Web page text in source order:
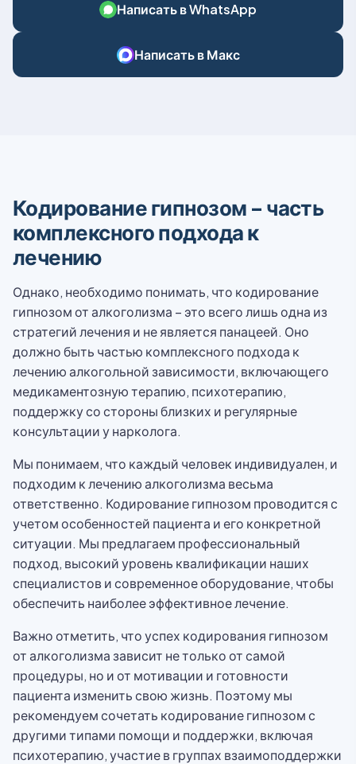
Написать в WhatsApp
Написать в Макс
Кодирование гипнозом – часть
комплексного подхода к
лечению
Однако, необходимо понимать, что кодирование
гипнозом от алкоголизма – это всего лишь одна из
стратегий лечения и не является панацеей. Оно
должно быть частью комплексного подхода к
лечению алкогольной зависимости, включающего
медикаментозную терапию, психотерапию,
поддержку со стороны близких и регулярные
консультации у нарколога.
Мы понимаем, что каждый человек индивидуален, и
подходим к лечению алкоголизма весьма
ответственно. Кодирование гипнозом проводится с
учетом особенностей пациента и его конкретной
ситуации. Мы предлагаем профессиональный
подход, высокий уровень квалификации наших
специалистов и современное оборудование, чтобы
обеспечить наиболее эффективное лечение.
Важно отметить, что успех кодирования гипнозом
от алкоголизма зависит не только от самой
процедуры, но и от мотивации и готовности
пациента изменить свою жизнь. Поэтому мы
рекомендуем сочетать кодирование гипнозом с
другими типами помощи и поддержки, включая
психотерапию, участие в группах взаимоподдержки